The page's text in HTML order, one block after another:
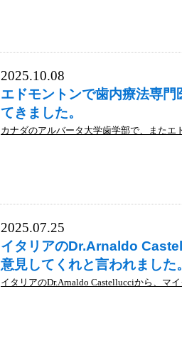
2025.10.08
エドモントンで歯内療法専
てきました。
カナダのアルバータ大学歯学部で、またエ
2025.07.25
イタリアのDr.Arnaldo
意見してくれと言われました。
イタリアのDr.Arnaldo Castellucciから、マ